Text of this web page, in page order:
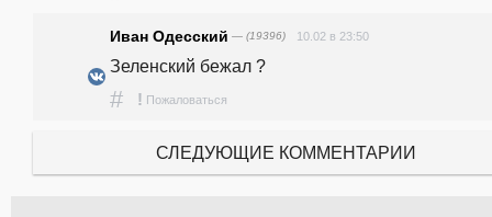
Иван Одесский — (19396) 10.02 в 23:50
Зеленский бежал ?
# ! Пожаловаться
СЛЕДУЮЩИЕ КОММЕНТАРИИ